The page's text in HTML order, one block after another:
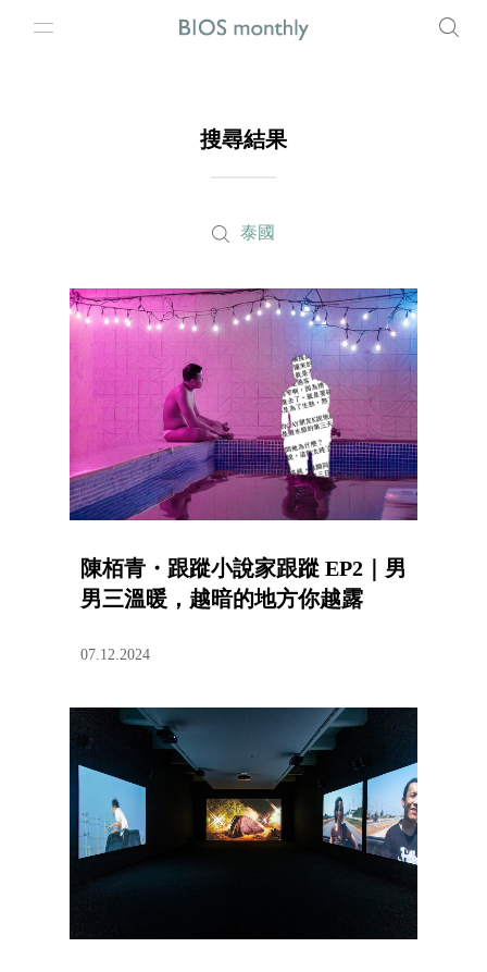
搜尋結果
泰國
陳栢青・跟蹤小說家跟蹤 EP2｜男
男三溫暖，越暗的地方你越露
07.12.2024